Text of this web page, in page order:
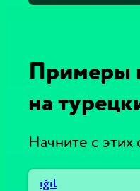
Примеры
на
Начните с этих
ığıl